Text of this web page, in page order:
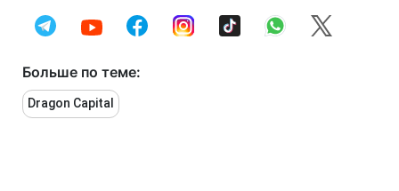
Больше по теме:
Dragon Capital